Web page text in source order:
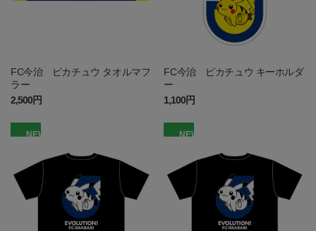
FC今治 ピカチュウ タオルマフ
ラー
2,500円
FC今治 ピカチュウ キーホルダ
ー
1,100円
NEW NEW